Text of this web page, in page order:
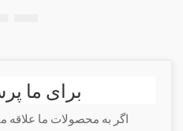
برای ما
اگر به محصولات ما علاقه